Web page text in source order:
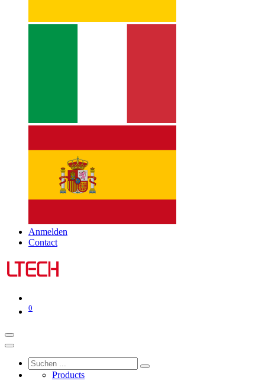
Anmelden
Contact
0
Products